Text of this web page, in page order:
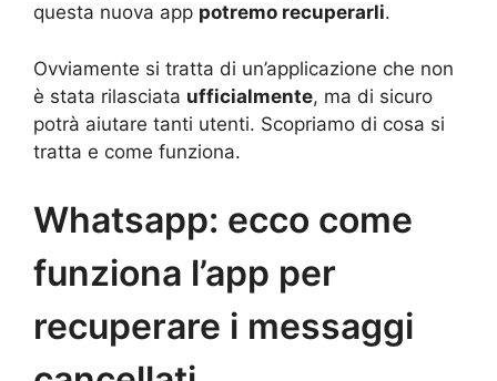
questa nuova app potremo recuperarli.
Ovviamente si tratta di un’applicazione che non
è stata rilasciata ufficialmente, ma di sicuro
potrà aiutare tanti utenti. Scopriamo di cosa si
tratta e come funziona.
Whatsapp: ecco come
funziona l’app per
recuperare i messaggi